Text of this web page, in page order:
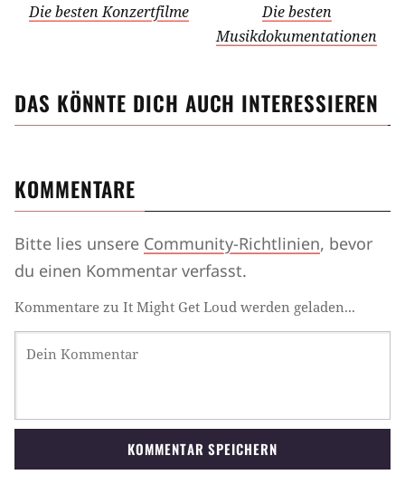
Die besten Konzertfilme
Die besten
Musikdokumentationen
DAS KÖNNTE DICH AUCH INTERESSIEREN
KOMMENTARE
Bitte lies unsere Community-Richtlinien, bevor
du einen Kommentar verfasst.
Kommentare zu It Might Get Loud werden geladen...
KOMMENTAR SPEICHERN